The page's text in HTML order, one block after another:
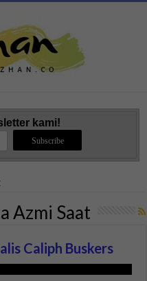
kami!
Azmi Saat
Caliph Buskers